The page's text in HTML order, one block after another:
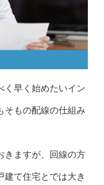
く早く始めたいイン
そもの配線の仕組み
きますが、回線の方
建て住宅とでは大き